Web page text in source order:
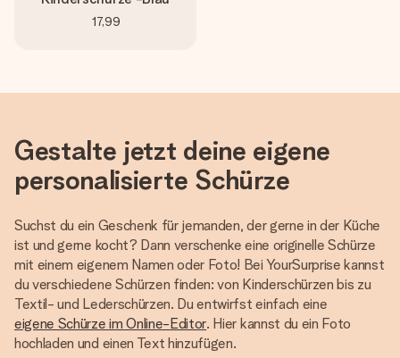
17,99
Gestalte jetzt deine eigene
personalisierte Schürze
Suchst du ein Geschenk für jemanden, der gerne in der Küche
ist und gerne kocht? Dann verschenke eine originelle Schürze
mit einem eigenem Namen oder Foto! Bei YourSurprise kannst
du verschiedene Schürzen finden: von Kinderschürzen bis zu
Textil- und Lederschürzen. Du entwirfst einfach eine
eigene Schürze im Online-Editor. Hier kannst du ein Foto
hochladen und einen Text hinzufügen.